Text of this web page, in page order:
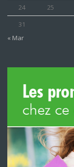
24
25
31
« Mar